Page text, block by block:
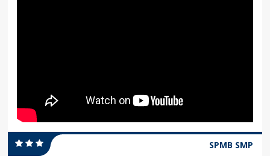
SPMB SMP